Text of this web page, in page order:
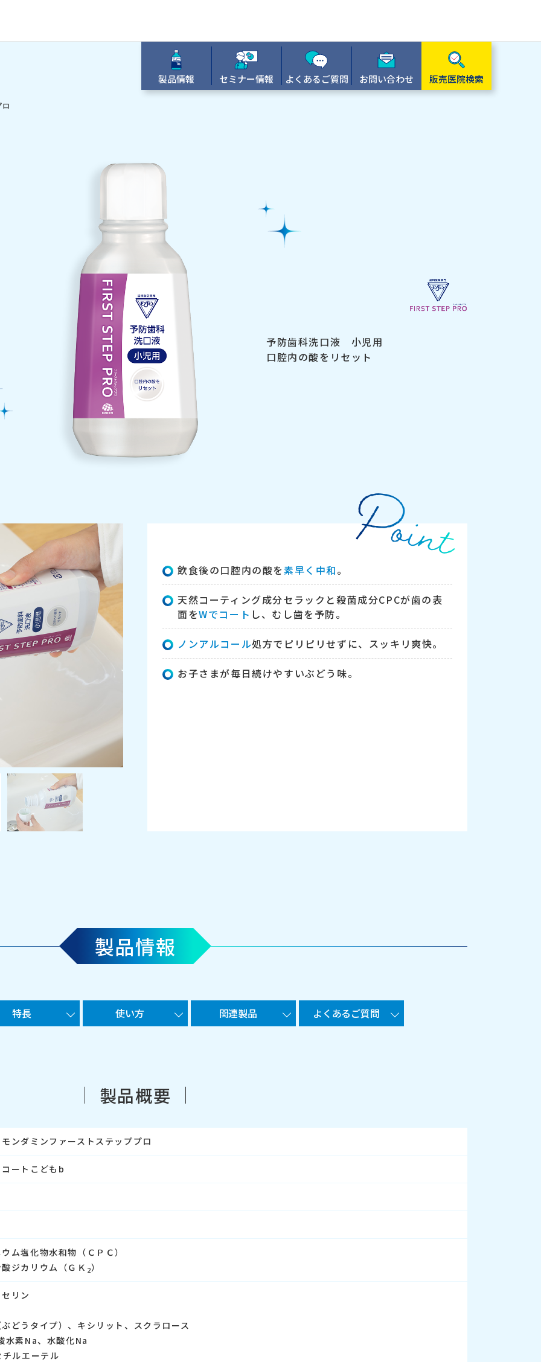
製品情報 セミナー情報 よくあるご質問 お問い合わせ 販売医院検索
予防歯科洗口液 小児用
口腔内の酸をリセット
飲食後の口腔内の酸を素早く中和。
天然コーティング成分セラックと殺菌成分CPCが歯の表
面をWでコート し、むし歯を予防。
ノンアルコール処方でピリピリせずに、スッキリ爽快。
お子さまが毎日続けやすいぶどう味。
製品情報
特長 使い方 関連製品 よくあるご質問
製品概要
ンダミンファーストステッププロ
ートこどもb
ム塩化物水和物（ＣＰＣ）
ジカリウム（ＧＫ 2）
リン
どうタイプ）、キシリット、スクラロース
水素Na、水酸化Na
ルエーテル